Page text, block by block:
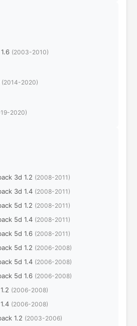
(2003-2010)
(2014-2020)
2020)
3d 1.2 (2008-2011)
3d 1.4 (2008-2011)
5d 1.2 (2008-2011)
5d 1.4 (2008-2011)
5d 1.6 (2008-2011)
5d 1.2 (2006-2008)
5d 1.4 (2006-2008)
5d 1.6 (2006-2008)
(2006-2008)
(2006-2008)
1.2 (2003-2006)